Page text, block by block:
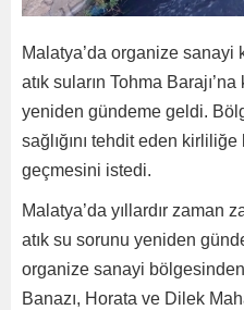
Malatya’da organize sanayi
atık suların Tohma
yeniden gündeme geldi.
sağlığını tehdit eden
geçmesini istedi.
Malatya’da yıllardır zaman
atık su sorunu yeniden
organize sanayi
Banazı, Horata ve Dilek